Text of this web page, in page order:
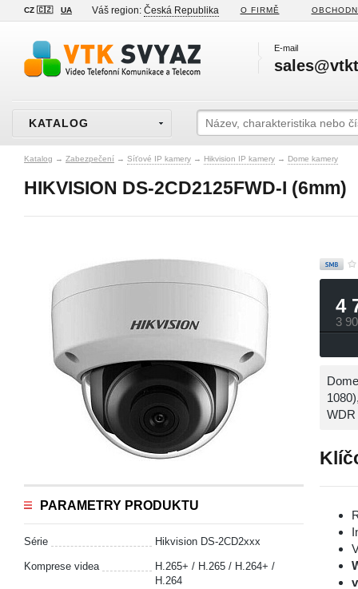
CZ 🇨🇿 UA Váš region: Česká Republika O FIRMĚ
E-mail
KATALOG
Katalog → Zabezpečení → Síťové IP kamery → Hikvision IP kamery → Dome kamery
HIKVISION DS-2CD2125FWD-I (6mm)
PARAMETRY PRODUKTU
Série Hikvision DS-2CD2xxx
Komprese videa
H.265+ / H.265 / H.264+ /
H.264
4
3
WDR